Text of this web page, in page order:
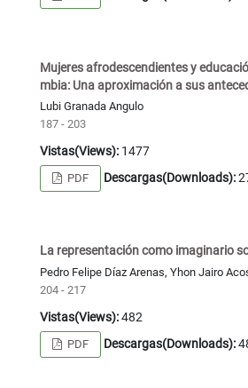
Mujeres afrodescendientes y
mbia: Una aproximación a sus
Lubi Granada Angulo
187 - 203
Vistas(Views):1477
PDF Descargas(Downloads):
La representación como imaginario
Pedro Felipe Díaz Arenas, Yhon Jairo
204 - 217
Vistas(Views):482
PDF Descargas(Downloads):